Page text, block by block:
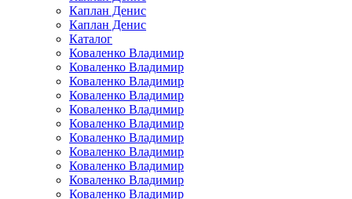
Каплан Денис
Каплан Денис
Каталог
Коваленко Владимир
Коваленко Владимир
Коваленко Владимир
Коваленко Владимир
Коваленко Владимир
Коваленко Владимир
Коваленко Владимир
Коваленко Владимир
Коваленко Владимир
Коваленко Владимир
Коваленко Владимир